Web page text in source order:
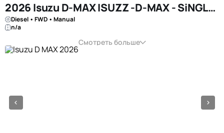
2026 Isuzu D-MAX ISUZZ -D-MAX - SiNGLE CAB - 4x2 - 1.9L - DiESEL - WHITE
Diesel • FWD • Manual
n/a
Смотреть больше